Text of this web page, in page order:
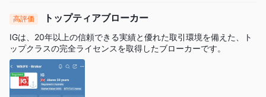
高評価 トップティアブローカー
IGは、20年以上の信頼できる実績と優れた取引環境を備えた、ト
ップクラスの完全ライセンスを取得したブローカーです。